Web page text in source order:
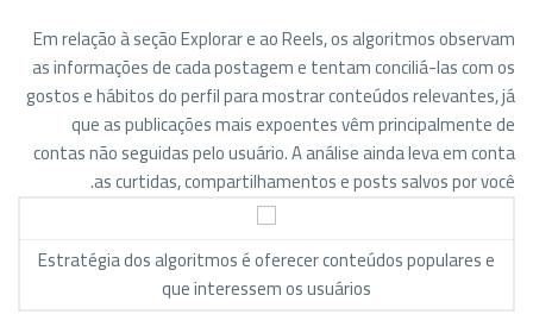
Em relação à seção Explorar e ao Reels, os algoritmos observam
as informações de cada postagem e tentam conciliá-las com os
gostos e hábitos do perfil para mostrar conteúdos relevantes, já
que as publicações mais expoentes vêm principalmente de
contas não seguidas pelo usuário. A análise ainda leva em conta
as curtidas, compartilhamentos e posts salvos por você.
Estratégia dos algoritmos é oferecer conteúdos populares e
que interessem os usuários